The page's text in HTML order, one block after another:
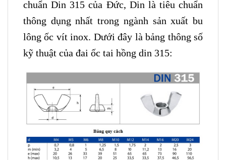
chuẩn Din 315 của Đức, Din là tiêu chuẩn
thông dụng nhất trong ngành sản xuất bu
lông ốc vít inox. Dưới đây là bảng thông số
kỹ thuật của đai ốc tai hồng din 315: